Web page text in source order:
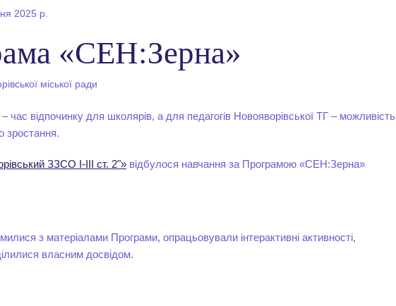
2025 р.
«СЕН:Зерна»
міської ради
– час відпочинку для школярів, а для педагогів Новояворівської ТГ – можливість
зростання.
ЗЗСО І-ІІІ ст. 2"» відбулося навчання за Програмою «СЕН:Зерна»
з матеріалами Програми, опрацьовували інтерактивні активності,
власним досвідом.